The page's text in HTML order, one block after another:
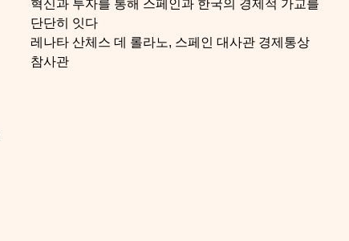
혁신과 투자를 통해 스페인과 한국의 경제적 가교를
단단히 잇다
레나타 산체스 데 롤라노, 스페인 대사관 경제통상
참사관